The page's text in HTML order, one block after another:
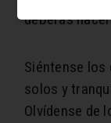
deberás
Siéntense los
solos y
Olvídense de